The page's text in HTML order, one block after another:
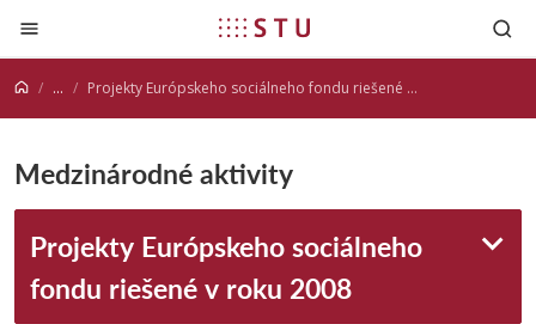
Prejsť na obsah
... Projekty Európskeho sociálneho fondu riešené v roku 2008
Medzinárodné aktivity
Projekty Európskeho sociálneho
fondu riešené v roku 2008